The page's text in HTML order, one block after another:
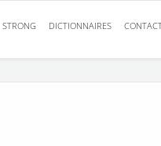
STRONG DICTIONNAIRES